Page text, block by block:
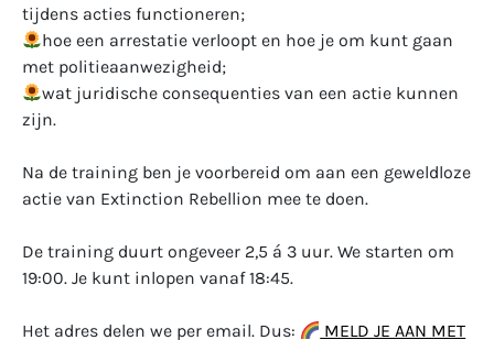
tijdens acties functioneren;
hoe een arrestatie verloopt en hoe je om kunt gaan
met politieaanwezigheid;
wat juridische consequenties van een actie kunnen
zijn.
Na de training ben je voorbereid om aan een geweldloze
actie van Extinction Rebellion mee te doen.
De training duurt ongeveer 2,5 á 3 uur. We starten om
19:00. Je kunt inlopen vanaf 18:45.
Het adres delen we per email. Dus:
MELD JE AAN MET